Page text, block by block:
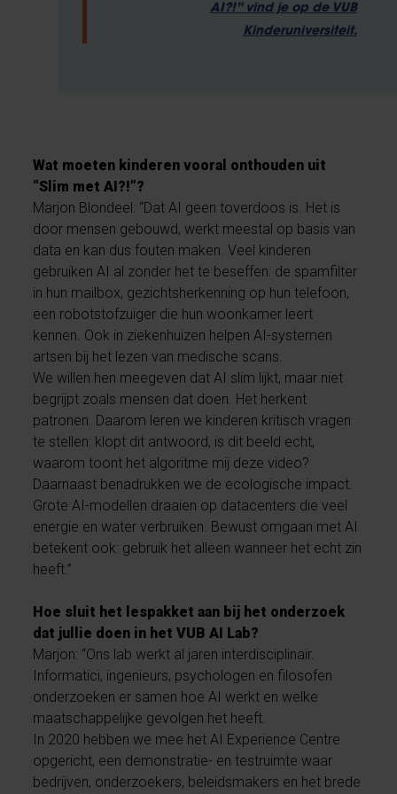
AI?!” vind je op de VUB
Kinderuniversiteit.
Wat moeten kinderen vooral onthouden uit
“Slim met AI?!”?
Marjon Blondeel: “Dat AI geen toverdoos is. Het is
door mensen gebouwd, werkt meestal op basis van
data en kan dus fouten maken. Veel kinderen
gebruiken AI al zonder het te beseffen: de spamfilter
in hun mailbox, gezichtsherkenning op hun telefoon,
een robotstofzuiger die hun woonkamer leert
kennen. Ook in ziekenhuizen helpen AI-systemen
artsen bij het lezen van medische scans.
We willen hen meegeven dat AI slim lijkt, maar niet
begrijpt zoals mensen dat doen. Het herkent
patronen. Daarom leren we kinderen kritisch vragen
te stellen: klopt dit antwoord, is dit beeld echt,
waarom toont het algoritme mij deze video?
Daarnaast benadrukken we de ecologische impact.
Grote AI-modellen draaien op datacenters die veel
energie en water verbruiken. Bewust omgaan met AI
betekent ook: gebruik het alleen wanneer het echt zin
heeft.”
Hoe sluit het lespakket aan bij het onderzoek
dat jullie doen in het VUB AI Lab?
Marjon: “Ons lab werkt al jaren interdisciplinair.
Informatici, ingenieurs, psychologen en filosofen
onderzoeken er samen hoe AI werkt en welke
maatschappelijke gevolgen het heeft.
In 2020 hebben we mee het AI Experience Centre
opgericht, een demonstratie- en testruimte waar
bedrijven, onderzoekers, beleidsmakers en het brede